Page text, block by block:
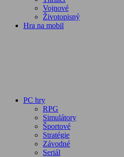
Vojnové
Životopisný
Hra na mobil
PC hry
RPG
Simulátory
Športové
Stratégie
Závodné
Seriál